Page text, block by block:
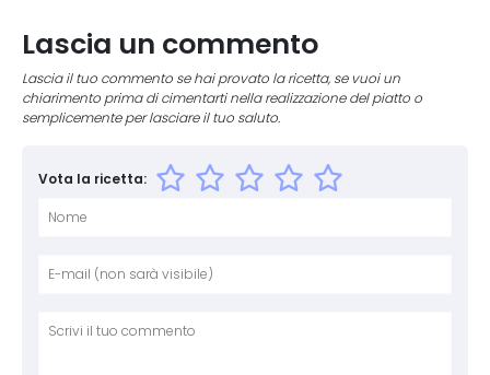
Lascia un commento
Lascia il tuo commento se hai provato la ricetta, se vuoi un
chiarimento prima di cimentarti nella realizzazione del piatto o
semplicemente per lasciare il tuo saluto.
Vota la ricetta: